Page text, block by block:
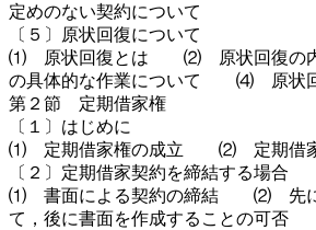
定めのない契約について
〔５〕原状回復について
⑴ 原状回復とは ⑵ 原状回復
の具体的な作業について ⑷ 原状回
第２節 定期借家権
〔１〕はじめに
⑴ 定期借家権の成立 ⑵ 定期借家
〔２〕定期借家契約を締結する場合
⑴ 書面による契約の締結 ⑵ 先に
て，後に書面を作成することの可